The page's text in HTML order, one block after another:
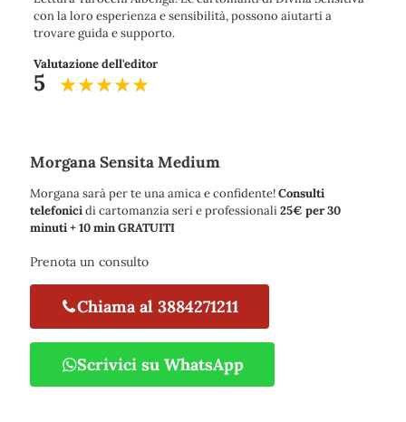
con la loro esperienza e sensibilità, possono aiutarti a
trovare guida e supporto.
Valutazione dell'editor
5
Morgana Sensita Medium
Morgana sarà per te una amica e confidente!Consulti
telefonicidi cartomanzia seri e professionali25€ per 30
minuti + 10 min GRATUITI
Prenota un consulto
Chiama al 3884271211
Scrivici su WhatsApp